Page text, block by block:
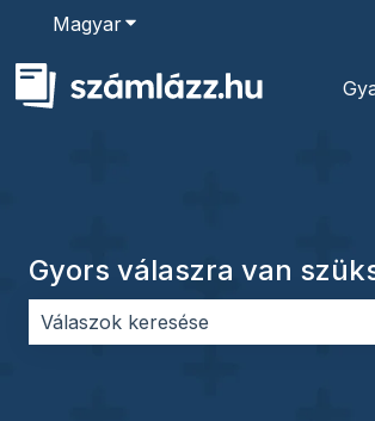
MagyarAlmenü megjelenítése
Gyors válaszra van